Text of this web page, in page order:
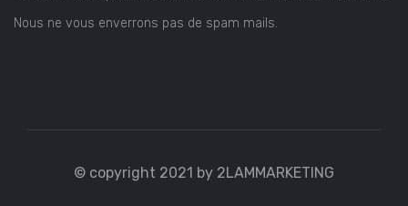
Nous ne vous enverrons pas de spam mails.
© copyright 2021 by 2LAMMARKETING